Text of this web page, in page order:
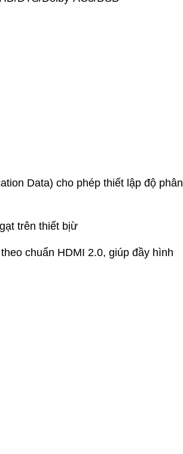
Data) cho phép thiết lập độ phân
trên thiết bịừ
chuẩn HDMI 2.0, giúp đầy hình